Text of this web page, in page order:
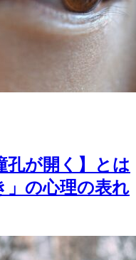
孔が開く】とは
」の心理の表れ